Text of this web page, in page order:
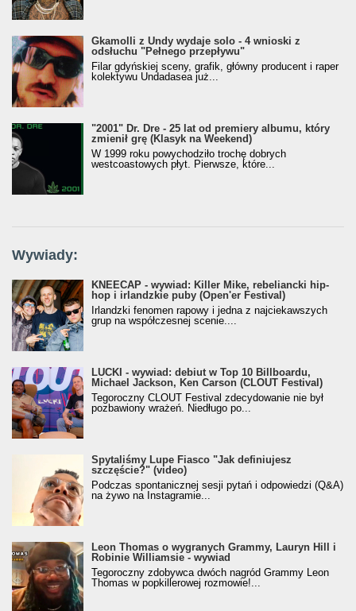
Gkamolli z Undy wydaje solo - 4 wnioski z
odsłuchu "Pełnego przepływu"
Filar gdyńskiej sceny, grafik, główny producent i raper
kolektywu Undadasea już...
"2001" Dr. Dre - 25 lat od premiery albumu, który
zmienił grę (Klasyk na Weekend)
W 1999 roku powychodziło trochę dobrych
westcoastowych płyt. Pierwsze, które...
Wywiady:
KNEECAP - wywiad: Killer Mike, rebeliancki hip-
hop i irlandzkie puby (Open'er Festival)
Irlandzki fenomen rapowy i jedna z najciekawszych
grup na współczesnej scenie....
LUCKI - wywiad: debiut w Top 10 Billboardu,
Michael Jackson, Ken Carson (CLOUT Festival)
Tegoroczny CLOUT Festival zdecydowanie nie był
pozbawiony wrażeń. Niedługo po...
Spytaliśmy Lupe Fiasco "Jak definiujesz
szczęście?" (video)
Podczas spontanicznej sesji pytań i odpowiedzi (Q&A)
na żywo na Instagramie...
Leon Thomas o wygranych Grammy, Lauryn Hill i
Robinie Williamsie - wywiad
Tegoroczny zdobywca dwóch nagród Grammy Leon
Thomas w popkillerowej rozmowie!...